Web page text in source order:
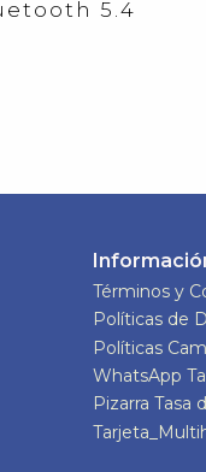
5.4
Términos y
Políticas de
Políticas
WhatsApp
Pizarra Tasa